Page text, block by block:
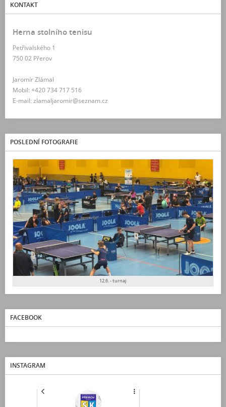
KONTAKT
Herna stolního tenisu
Petřivalského 1
750 02 Přerov
Jaromír Zlámal
Mobil: +420 734 717 516
E-mail: zlamaljaromir@seznam.cz
POSLEDNÍ FOTOGRAFIE
12.6. - turnaj
FACEBOOK
INSTAGRAM